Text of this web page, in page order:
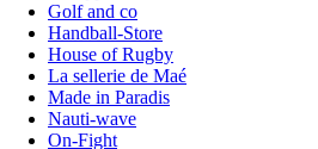
Golf and co
Handball-Store
House of Rugby
La sellerie de Maé
Made in Paradis
Nauti-wave
On-Fight